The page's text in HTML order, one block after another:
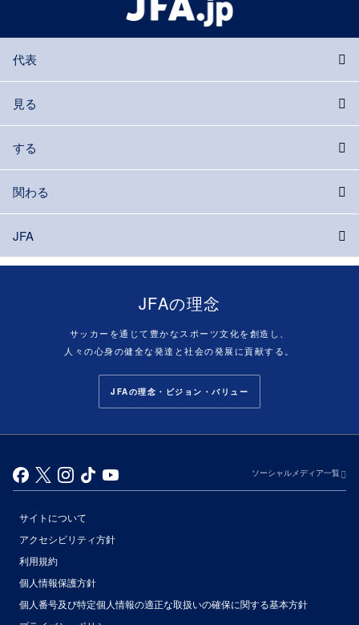
代表
見る
する
関わる
JFA
JFAの理念
サッカーを通じて豊かなスポーツ文化を創造し、
人々の心身の健全な発達と社会の発展に貢献する。
JFAの理念・ビジョン・バリュー
ソーシャルメディア一覧
サイトについて
アクセシビリティ方針
利用規約
個人情報保護方針
個人番号及び特定個人情報の適正な取扱いの確保に関する基本方針